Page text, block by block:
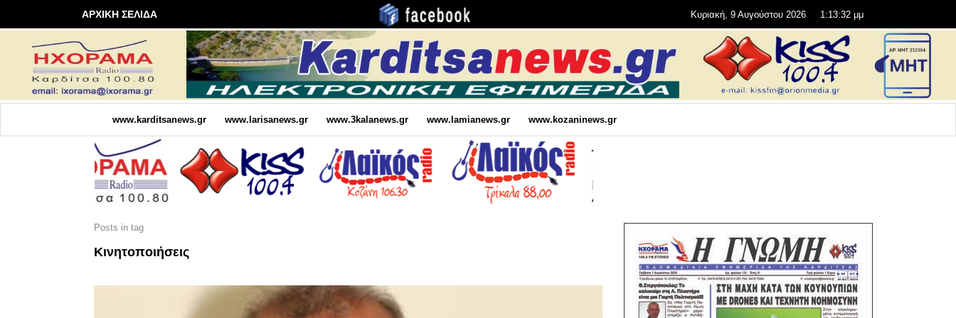
ΑΡΧΙΚΗ ΣΕΛΙΔΑ Κυριακή, 9 Αυγούστου 2026 1:13:34 μμ
www.karditsanews.gr www.larisanews.gr www.3kalanews.gr www.lamianews.gr www.kozaninews.gr
Posts in tag
Κινητοποιήσεις